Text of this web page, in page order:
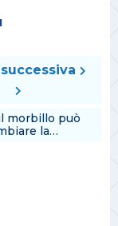
morbillo può
la…